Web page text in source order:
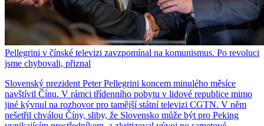
Pellegrini v čínské televizi zavzpomínal na komunismus. Po revoluci
jsme chybovali, přiznal
Slovenský prezident Peter Pellegrini koncem minulého měsíce
navštívil Čínu. V rámci třídenního pobytu v lidové republice mimo
jiné kývnul na rozhovor pro tamější státní televizi CGTN. V něm
nešetřil chválou Číny, sliby, že Slovensko může být pro Peking